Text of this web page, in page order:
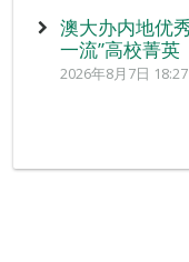
澳大办内地优
一流”高校菁英
2026年8月7日 18:27